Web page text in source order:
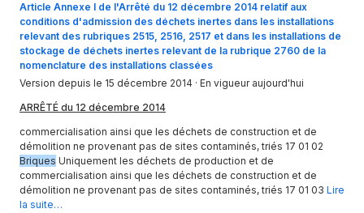
Article Annexe I de l'Arrêté du 12 décembre 2014 relatif aux
conditions d'admission des déchets inertes dans les installations
relevant des rubriques 2515, 2516, 2517 et dans les installations de
stockage de déchets inertes relevant de la rubrique 2760 de la
nomenclature des installations classées
Version depuis le 15 décembre 2014 · En vigueur aujourd'hui
ARRÊTÉ du 12 décembre 2014
commercialisation ainsi que les déchets de construction et de
démolition ne provenant pas de sites contaminés, triés 17 01 02
Briques Uniquement les déchets de production et de
commercialisation ainsi que les déchets de construction et de
démolition ne provenant pas de sites contaminés, triés 17 01 03 Lire
la suite…